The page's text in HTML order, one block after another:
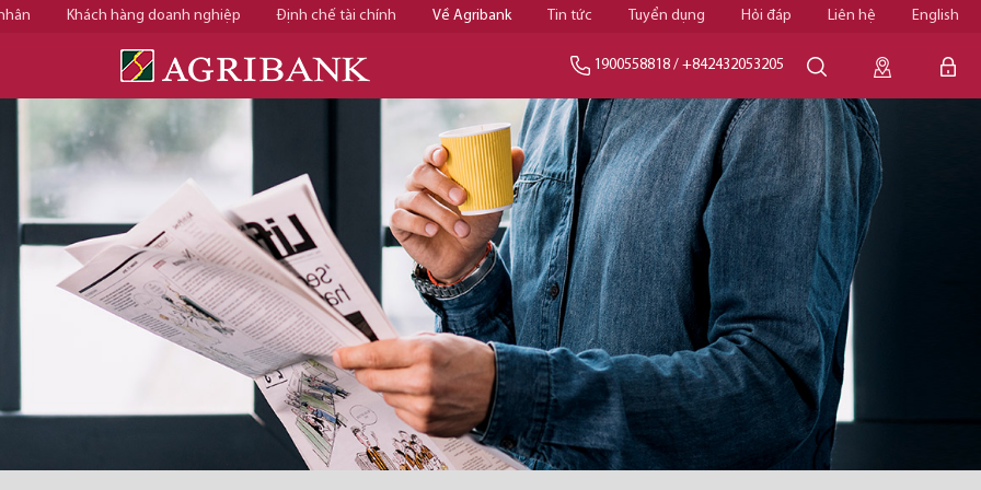
Khách hàng doanh nghiệp Định chế tài chính Về Agribank Tin tức Tuyển dụng Hỏi đáp Liên hệ English
1900558818 / +842432053205